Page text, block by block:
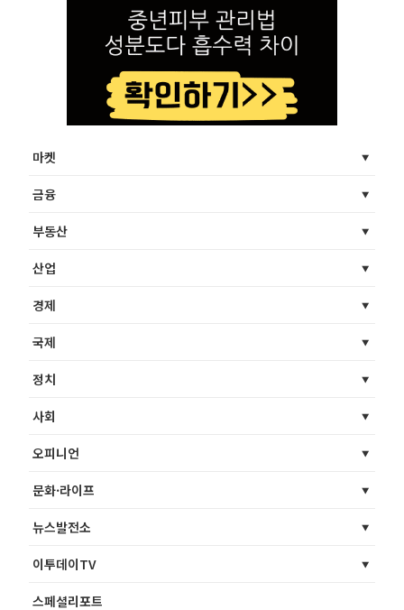
마켓
금융
부동산
산업
경제
국제
정치
사회
오피니언
문화·라이프
뉴스발전소
이투데이TV
스페셜리포트